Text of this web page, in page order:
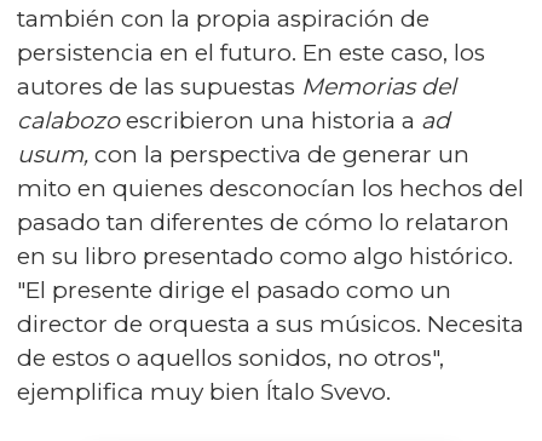
también con la propia aspiración de
persistencia en el futuro. En este caso, los
autores de las supuestas Memorias del
calabozoescribieron una historia a ad
usum, con la perspectiva de generar un
mito en quienes desconocían los hechos del
pasado tan diferentes de cómo lo relataron
en su libro presentado como algo histórico.
"El presente dirige el pasado como un
director de orquesta a sus músicos. Necesita
de estos o aquellos sonidos, no otros",
ejemplifica muy bien Ítalo Svevo.